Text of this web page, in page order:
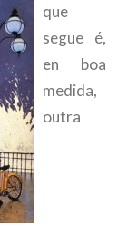
que
segue é,
en boa
medida,
outra